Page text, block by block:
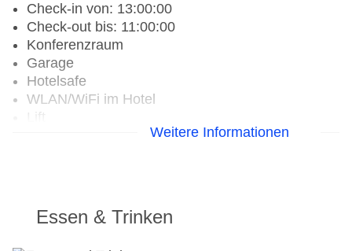
Check-in von: 13:00:00
Check-out bis: 11:00:00
Konferenzraum
Garage
Hotelsafe
WLAN/WiFi im Hotel
Lift
Anzahl der Konferenzräume: 1
Gesamtanzahl der Stockwerke: 9
Gesamtanzahl der Zimmer: 688
Weitere Informationen
Essen & Trinken